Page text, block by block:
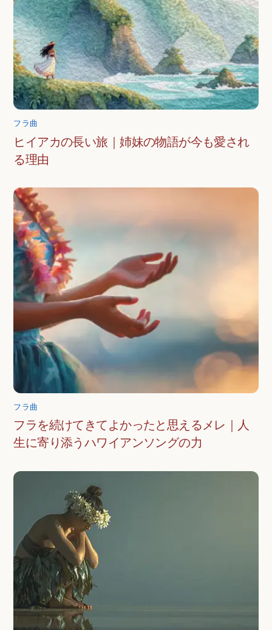
フラ曲
ヒイアカの長い旅｜姉妹の物語が今も愛され
る理由
フラ曲
フラを続けてきてよかったと思えるメレ｜人
生に寄り添うハワイアンソングの力